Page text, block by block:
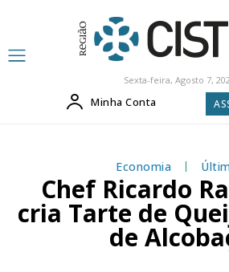
Sexta-feira, Agosto 7,
Minha Conta
Economia
Chef Ricardo
cria Tarte de
de